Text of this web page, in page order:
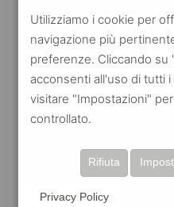
006
6 anni ago 0
Utilizziamo i cookie per
navigazione più
preferenze. Cliccando su
acconsenti all'uso di tutti
visitare "Impostazioni"
controllato.
Rifiuta
Privacy Policy